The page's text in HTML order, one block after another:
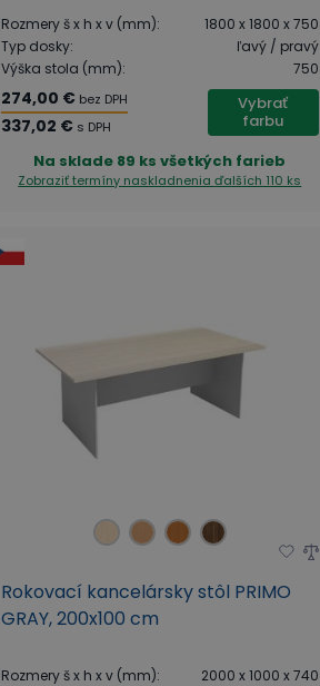
Rozmery š x h x v (mm):
1800 x 1800 x 750
Typ dosky:
ľavý / pravý
Výška stola (mm): 750
274,00 € bez DPH
337,02 € s DPH
Vybrať
farbu
Na sklade 89 ks všetkých farieb
Zobraziť termíny naskladneniaďalších 110 ks
Rokovací kancelársky stôl PRIMO
GRAY, 200x100 cm
Rozmery š x h x v (mm):
2000 x 1000 x 740